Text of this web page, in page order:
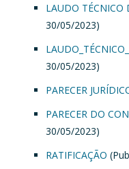
LAUDO TÉCNICO
30/05/2023)
30/05/2023)
PARECER
PARECER DO
30/05/2023)
RATIFICAÇÃO